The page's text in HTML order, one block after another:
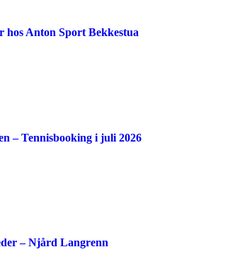
hos Anton Sport Bekkestua
– Tennisbooking i juli 2026
– Njård Langrenn